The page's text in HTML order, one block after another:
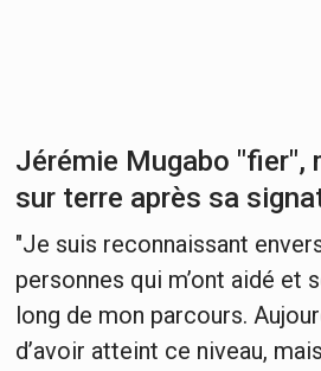
Jérémie Mugabo "fier",
sur terre après sa
"Je suis reconnaissant
personnes qui m’ont aidé et
long de mon parcours.
d’avoir atteint ce niveau,